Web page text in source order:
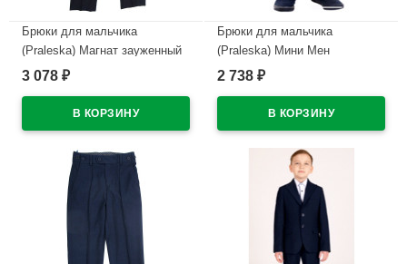
Брюки для мальчика
(Praleska) Магнат зауженный
силуэт размерный ряд 44/170-
3 078 ₽
Брюки для мальчика
(Praleska) Мини Мен
зауженный силуэт размерный
2 738 ₽